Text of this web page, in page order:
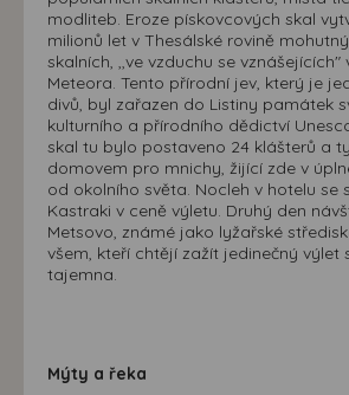
modliteb. Eroze pískovcových skal
milionů let v Thesálské rovině
skalních, ,,ve vzduchu se vznášejících"
Meteora. Tento přírodní jev, který je
divů, byl zařazen do Listiny památek
kulturního a přírodního dědictví
skal tu bylo postaveno 24 klášterů a
domovem pro mnichy, žijící zde v
od okolního světa. Nocleh v hotelu se
Kastraki v ceně výletu. Druhý den
Metsovo, známé jako lyžařské
všem, kteří chtějí zažít jedinečný výlet
tajemna.
Mýty a řeka